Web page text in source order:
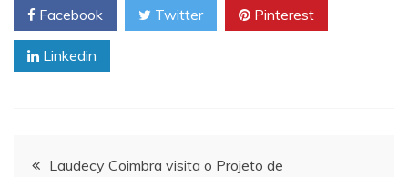
Facebook Twitter Pinterest
Linkedin
Navegação
Laudecy Coimbra visita o Projeto de